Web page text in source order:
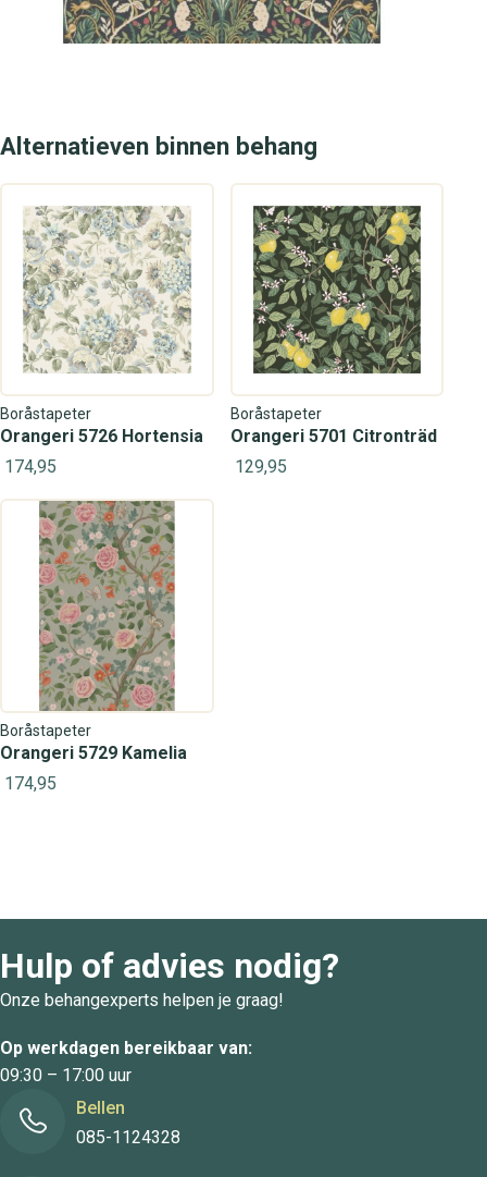
Alternatieven binnen behang
Boråstapeter
Orangeri 5726 Hortensia
174,95
Boråstapeter
Orangeri 5701 Citronträd
129,95
Boråstapeter
Orangeri 5729 Kamelia
174,95
Hulp of advies nodig?
Onze behangexperts helpen je graag!
Op werkdagen bereikbaar van:
09:30 – 17:00 uur
Bellen
085-1124328